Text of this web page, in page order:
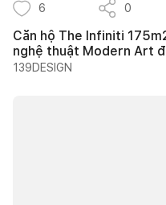
6 0
Căn hộ The Infiniti
nghệ thuật Modern Art
139DESIGN